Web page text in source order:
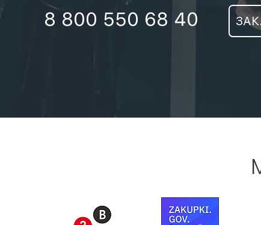
8 800 550 68 40